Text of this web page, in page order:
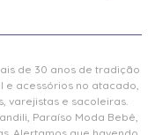
de 30 anos de tradição
acessórios no atacado,
varejistas e sacoleiras.
Paraíso Moda Bebê,